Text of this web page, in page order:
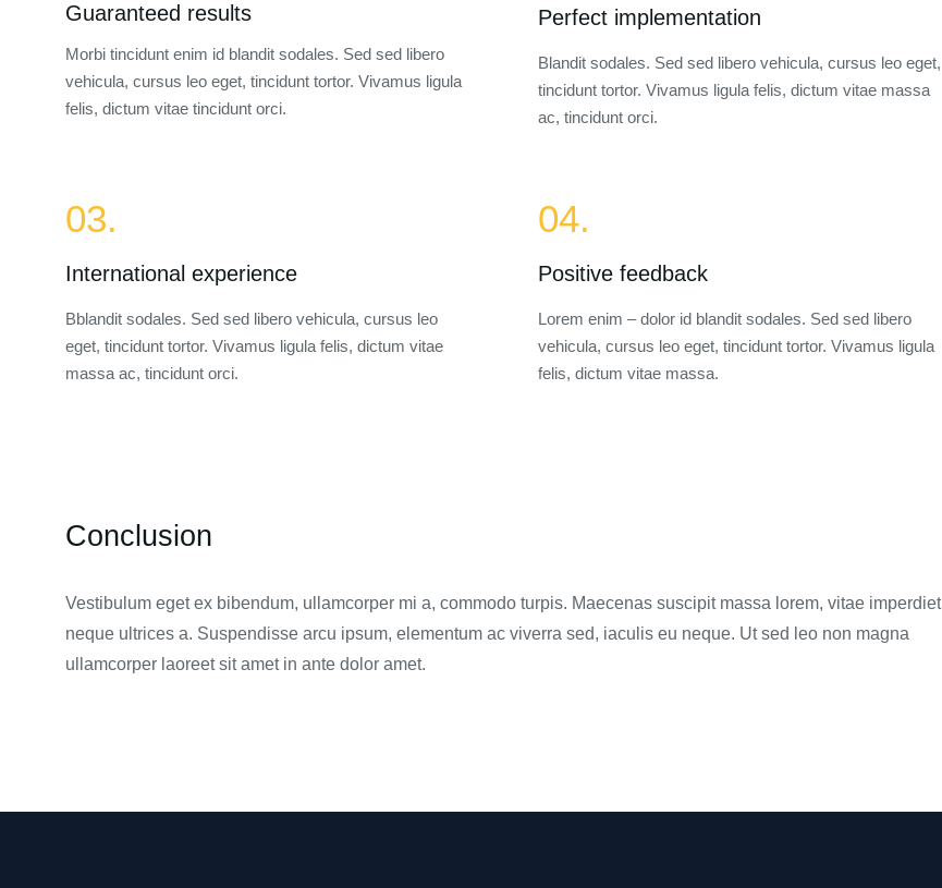
Guaranteed results
Morbi tincidunt enim id blandit sodales. Sed sed libero
vehicula, cursus leo eget, tincidunt tortor. Vivamus ligula
felis, dictum vitae tincidunt orci.
Perfect implementation
Blandit sodales. Sed sed libero vehicula, cursus leo eget,
tincidunt tortor. Vivamus ligula felis, dictum vitae massa
ac, tincidunt orci.
03.
International experience
Bblandit sodales. Sed sed libero vehicula, cursus leo
eget, tincidunt tortor. Vivamus ligula felis, dictum vitae
massa ac, tincidunt orci.
04.
Positive feedback
Lorem enim – dolor id blandit sodales. Sed sed libero
vehicula, cursus leo eget, tincidunt tortor. Vivamus ligula
felis, dictum vitae massa.
Conclusion
Vestibulum eget ex bibendum, ullamcorper mi a, commodo turpis. Maecenas suscipit massa lorem, vitae imperdiet
neque ultrices a. Suspendisse arcu ipsum, elementum ac viverra sed, iaculis eu neque. Ut sed leo non magna
ullamcorper laoreet sit amet in ante dolor amet.